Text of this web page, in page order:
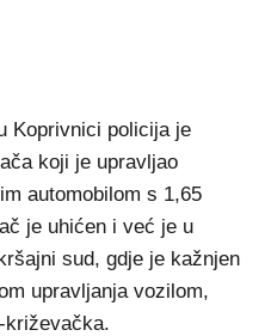
Koprivnici policija je
koji je upravljao
automobilom s 1,65
je uhićen i već je u
sud, gdje je kažnjen
upravljanja vozilom,
križevačka.